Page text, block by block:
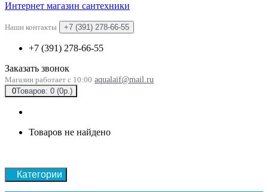
Интернет магазин сантехники
Наши контакты +7 (391) 278-66-55
+7 (391) 278-66-55
Заказать звонок
Магазин работает с 10:00 aqualaif@mail.ru
0Товаров: 0 (0р.)
Товаров не найдено
Категории